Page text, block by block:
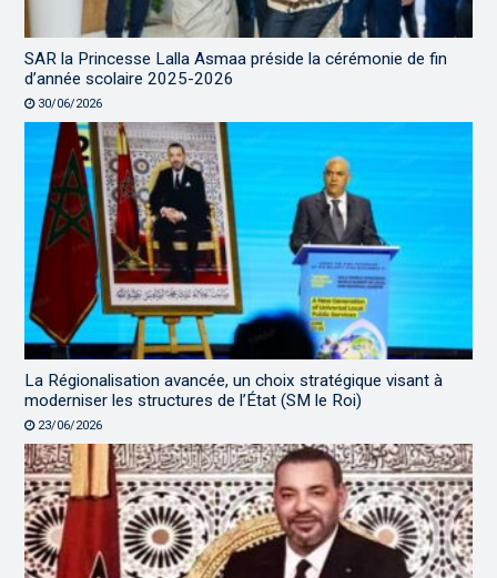
SAR la Princesse Lalla Asmaa préside la cérémonie de fin
d’année scolaire 2025-2026
30/06/2026
La Régionalisation avancée, un choix stratégique visant à
moderniser les structures de l’État (SM le Roi)
23/06/2026